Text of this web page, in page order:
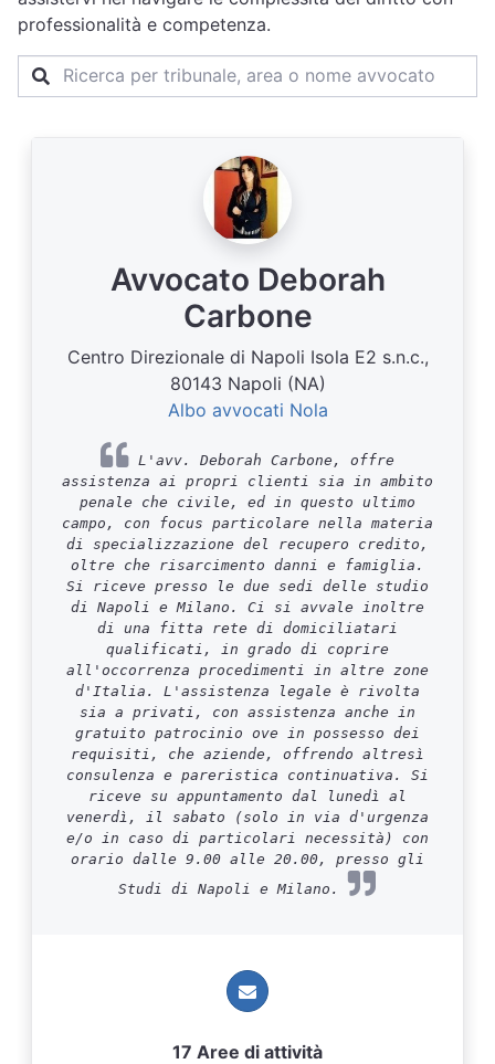
professionalità e competenza.
Avvocato Deborah
Carbone
Centro Direzionale di Napoli Isola E2 s.n.c.,
80143 Napoli (NA)
Albo avvocati Nola
L'avv. Deborah Carbone, offre
assistenza ai propri clienti sia in ambito
penale che civile, ed in questo ultimo
campo, con focus particolare nella materia
di specializzazione del recupero credito,
oltre che risarcimento danni e famiglia.
Si riceve presso le due sedi delle studio
di Napoli e Milano. Ci si avvale inoltre
di una fitta rete di domiciliatari
qualificati, in grado di coprire
all'occorrenza procedimenti in altre zone
d'Italia. L'assistenza legale è rivolta
sia a privati, con assistenza anche in
gratuito patrocinio ove in possesso dei
requisiti, che aziende, offrendo altresì
consulenza e pareristica continuativa. Si
riceve su appuntamento dal lunedì al
venerdì, il sabato (solo in via d'urgenza
e/o in caso di particolari necessità) con
orario dalle 9.00 alle 20.00, presso gli
Studi di Napoli e Milano.
17 Aree di attività